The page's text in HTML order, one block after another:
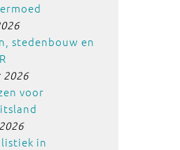
stedenbouw en
voor
in